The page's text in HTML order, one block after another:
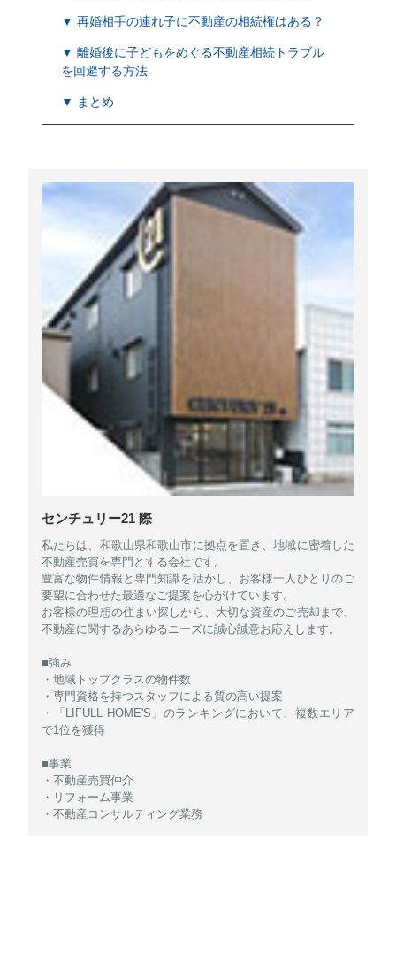
▼ 再婚相手の連れ子に不動産の相続権はある？
▼ 離婚後に子どもをめぐる不動産相続トラブル
を回避する方法
▼ まとめ
センチュリー21 際
私たちは、和歌山県和歌山市に拠点を置き、地域に密着した
不動産売買を専門とする会社です。
豊富な物件情報と専門知識を活かし、お客様一人ひとりのご
要望に合わせた最適なご提案を心がけています。
お客様の理想の住まい探しから、大切な資産のご売却まで、
不動産に関するあらゆるニーズに誠心誠意お応えします。
■強み
・地域トップクラスの物件数
・専門資格を持つスタッフによる質の高い提案
・「LIFULL HOME'S」のランキングにおいて、複数エリア
で1位を獲得
■事業
・不動産売買仲介
・リフォーム事業
・不動産コンサルティング業務